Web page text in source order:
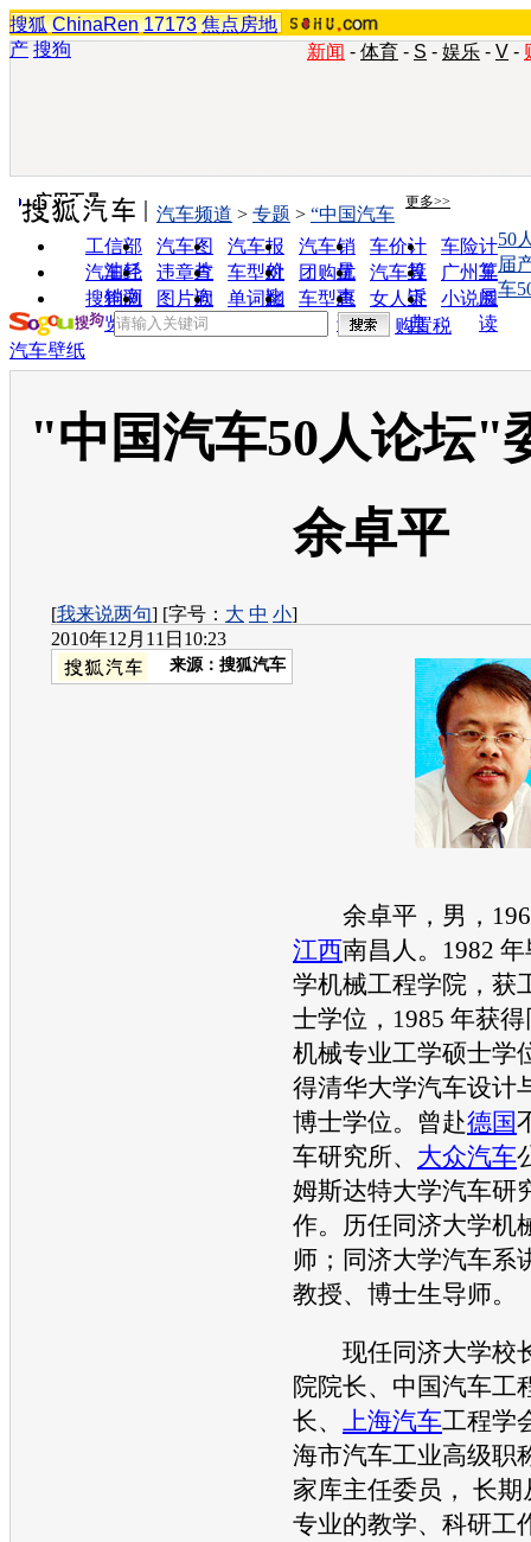
搜狐 ChinaRen 17173 焦点房地
产 搜狗 新闻 - 体育 - S - 娱乐 - V -
实用工具 更多>>
工信部
油耗
汽车图
片
汽车报
价
汽车销
量
车价计
算
车险计
算
汽车经
销商
违章查
询
车型对
比
团购优
惠
汽车投
诉
广州车
展
搜狗浏
览器
图片欣
赏
单词翻
车型查
询
女人宝
典
小说阅
读
汽车频道 > 专题 > “中国汽车
50
届
车
购置税
汽车壁纸
"中国汽车50人论坛"
余卓平
[我来说两句] [字号： 大 中 小]
2010年12月11日10:23
来源： 搜狐汽车
余卓平，男，
江西南昌人。1982
学机械工程学院，获
士学位，1985 年获
机械专业工学硕士学
得清华大学汽车设计
博士学位。曾赴德国
车研究所、 大众汽车
姆斯达特大学汽车研
作。历任同济大学机
师；同济大学汽车系
教授、博士生导师。
现任同济大学校
院院长、中国汽车工
长、 上海汽车工程学
海市汽车工业高级职
家库主任委员， 长
专业的教学、科研工